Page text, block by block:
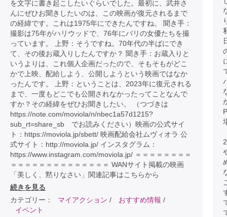
を文字に書き起こしたいぐらいでした。最初に、武井さ
んにぜひお聞きしたいのは、この映画が復元されるまで
の経緯です。これは1975年にできたんですね。 聞き手：
撮影は75年がハリウッドで、76年にパリの女優たちを撮
っています。 上野：そうですね。70年代の半ばにでき
て、その後お蔵入りしたんですか？ 聞き手：お蔵入りと
いうよりは、これ個人企画だったので、そもそもがどこ
かで上映、配給しよう、公開しようという映画ではなか
ったんです。 上野：ということは、2023年に復元される
まで、一度もどこでも公開されなかったってことなんで
すか？その経緯をぜひお聞きしたい。 （つづきは
https://note.com/moviola/n/nbec1a57d1215?
sub_rt=share_sb でお読みください）映画の公式サイ
ト：https://moviola.jp/sbett/ 映画配給会社ムヴィオラ 公
式サイト：http://moviola.jp/ インスタグラム：
https://www.instagram.com/moviola.jp/ ＝＝＝＝＝＝＝＝
＝＝＝＝＝＝＝＝＝＝＝＝＝＝ WANサイト掲載の映画
「美しく、黙りなさい」関連記事はこちらから
続きを見る
カテゴリー：
マイアクション / おすすめ情報 /
イベント